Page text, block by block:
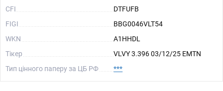
CFI
DTFUFB
FIGI
BBG0046VLT54
WKN
A1HHDL
Тікер
VLVY 3.396 03/12/25 EMTN
Тип цінного паперу за ЦБ РФ
***